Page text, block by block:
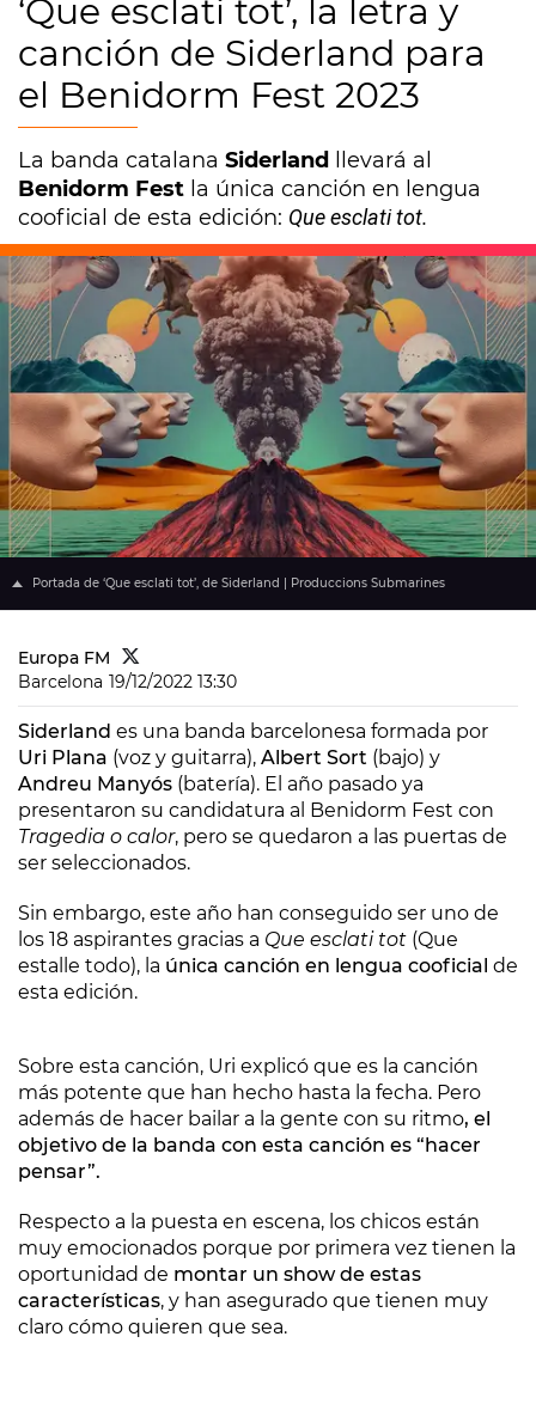
‘Que esclati tot’, la letra y
canción de Siderland para
el Benidorm Fest 2023
La banda catalana Siderland
llevará al
Benidorm Fest la única canción en lengua
cooficial de esta edición: Que esclati tot.
Portada de ‘Que esclati tot’, de Siderland | Produccions Submarines
Europa FM
Barcelona 19/12/2022 13:30
Siderland es una banda barcelonesa formada por
Uri Plana (voz y guitarra), Albert Sort (bajo) y
Andreu Manyós (batería). El año pasado ya
presentaron su candidatura al Benidorm Fest con
Tragedia o calor, pero se quedaron a las puertas de
ser seleccionados.
Sin embargo, este año han conseguido ser uno de
los 18 aspirantes gracias a Que esclati tot (Que
estalle todo), la única canción en lengua cooficial de
esta edición.
Sobre esta canción, Uri explicó que es la canción
más potente que han hecho hasta la fecha. Pero
además de hacer bailar a la gente con su ritmo, el
objetivo de la banda con esta canción es “hacer
pensar”.
Respecto a la puesta en escena, los chicos están
muy emocionados porque por primera vez tienen la
oportunidad de montar un show de estas
características, y han asegurado que tienen muy
claro cómo quieren que sea.